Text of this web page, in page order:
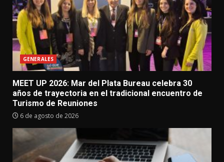
GENERALES
MEET UP 2026: Mar del Plata Bureau celebra 30
años de trayectoria en el tradicional encuentro de
Turismo de Reuniones
6 de agosto de 2026